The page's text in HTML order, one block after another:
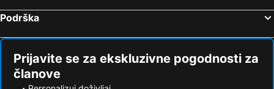
Hotel Kamelija
Maestral
Vizantija
Carine Hotel Park
Boutique Hotel and Spa Blanc & Bleu - Blanche
Boutique Hotel & Spa Casa del Mare - Mediterraneo
Podrška
Prijavite se za ekskluzivne pogodnosti za
članove